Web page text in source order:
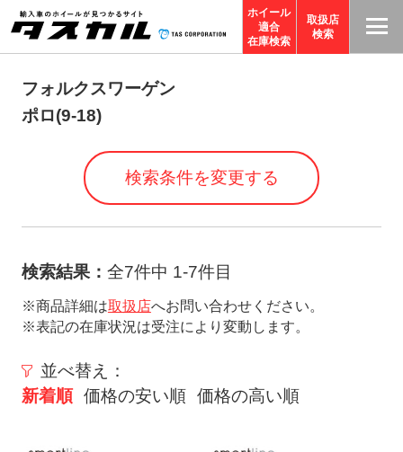
ホイール
適合
在庫検索
取扱店
検索
フォルクスワーゲン
ポロ(9-18)
検索条件を変更する
検索結果： 全7件中 1-7件目
※商品詳細は取扱店へお問い合わせください。
※表記の在庫状況は受注により変動します。
並べ替え：
新着順 価格の安い順 価格の高い順
T